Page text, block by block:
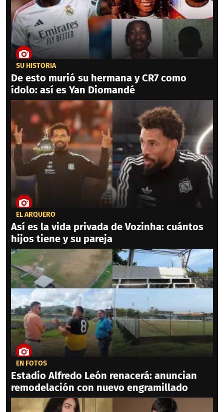
SU HISTORIA
De esto murió su hermana y CR7 como
ídolo: así es Yan Diomandé
EL ARQUERO
Así es la vida privada de Vozinha: cuántos
hijos tiene y su pareja
EN FOTOS
Estadio Alfredo León renacerá: anuncian
remodelación con nuevo engramillado